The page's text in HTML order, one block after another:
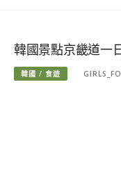
韓國景點京畿道一
韓國 / 食遊